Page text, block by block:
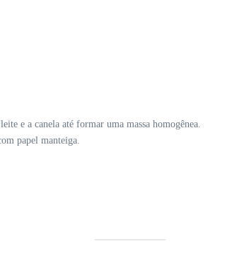
e a canela até formar uma massa homogênea.
papel manteiga.